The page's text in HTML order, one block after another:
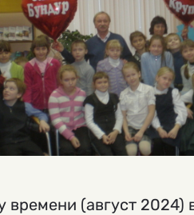
времени (август 2024)